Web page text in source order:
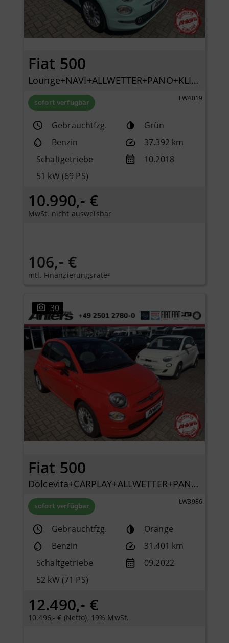
Fiat 500
Lounge+NAVI+ALLWETTER+PANO+KLIMA+PDC+LICHTREGENSENSOR+
sofort verfügbar LW4019
Gebrauchtfzg.
Grün
Benzin
37.392 km
Schaltgetriebe
10.2018
51 kW (69 PS)
10.990,- €
MwSt. nicht ausweisbar
106,- €
mtl. Finanzierungsrate²
30
Fiat 500
Dolcevita+CARPLAY+ALLWETTER+PANO+KLIMA+TEMPOMAT+DAB+
sofort verfügbar LW3986
Gebrauchtfzg.
Orange
Benzin
31.401 km
Schaltgetriebe
09.2022
52 kW (71 PS)
12.490,- €
10.496,- € (Netto), 19% MwSt.